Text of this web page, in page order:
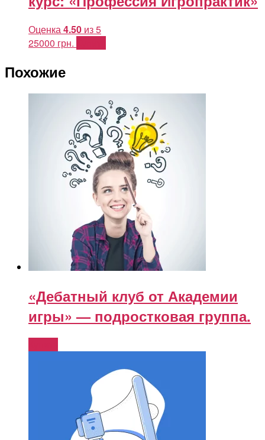
Оценка4.50 из 5
25000 грн.
Похожие
«Дебатный клуб от Академии
игры» — подростковая группа.